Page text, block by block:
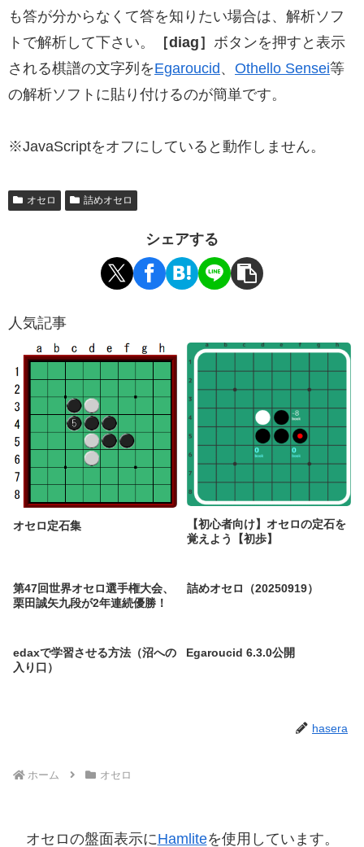
も答が分からなくて答を知りたい場合は、解析ソフ
トで解析して下さい。
［diag］ ボタンを押すと表示
される棋譜の文字列をEgaroucid、 Othello Sensei等
の解析ソフトに貼り付けるのが簡単です。
※JavaScriptをオフにしていると動作しません。
オセロ 詰めオセロ
シェアする
人気記事
オセロ定石集
【初心者向け】オセロの定石を
覚えよう【初歩】
第47回世界オセロ選手権大会、
栗田誠矢九段が2年連続優勝！
詰めオセロ（20250919）
edaxで学習させる方法（沼への
入り口）
Egaroucid 6.3.0公開
hasera
ホーム オセロ
オセロの盤面表示にHamliteを使用しています。